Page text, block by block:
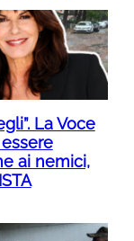
La Voce
ai nemici,